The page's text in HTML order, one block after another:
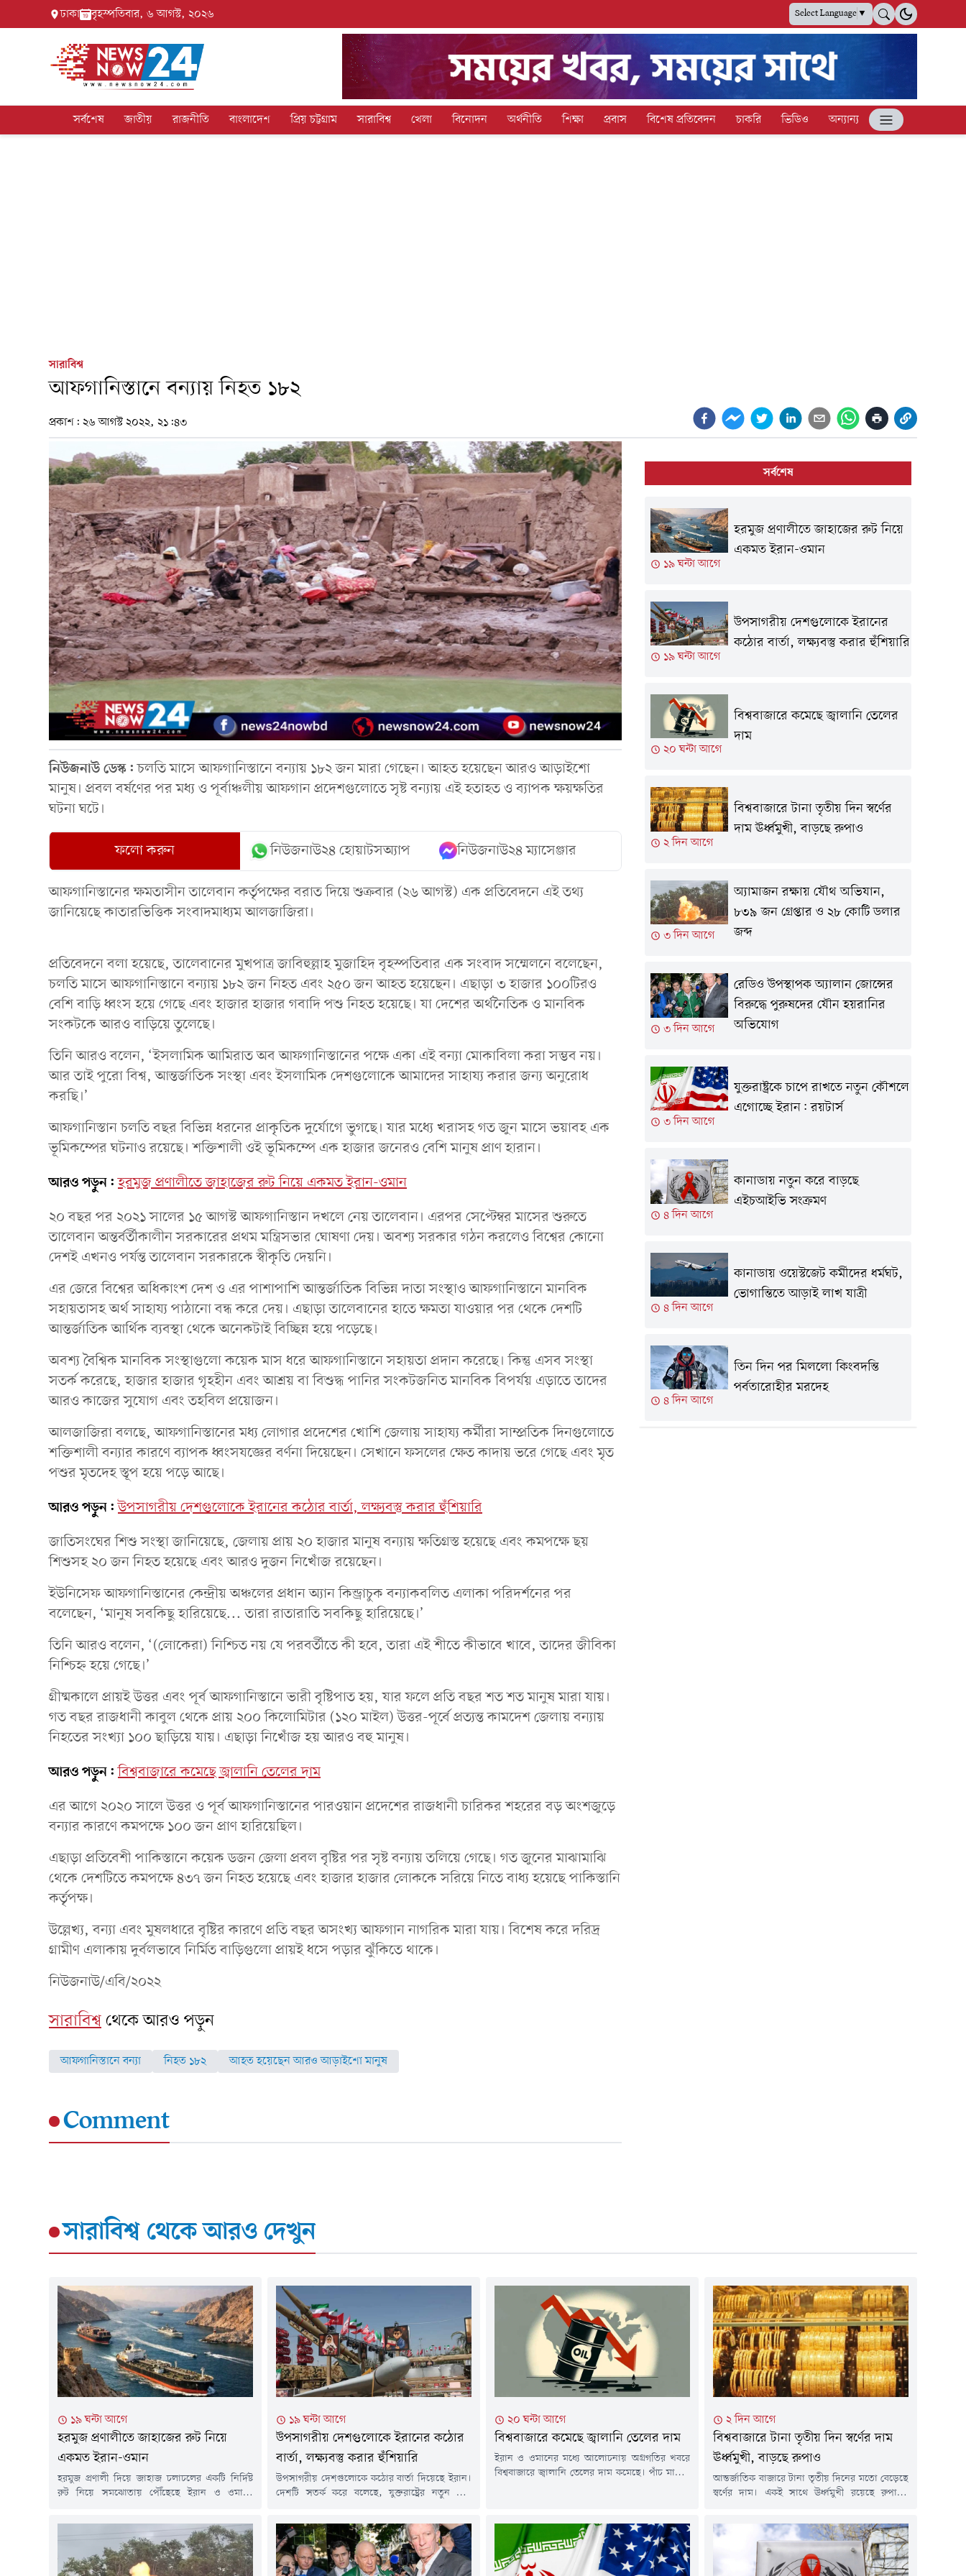
ঢাকা বৃহস্পতিবার, ৬ আগস্ট, ২০২৬ Select Language▼
সর্বশেষ জাতীয় রাজনীতি বাংলাদেশ প্রিয় চট্টগ্রাম সারাবিশ্ব খেলা বিনোদন অর্থনীতি শিক্ষা প্রবাস বিশেষ প্রতিবেদন চাকরি ভিডিও অন্যান্য
সারাবিশ্ব
আফগানিস্তানে বন্যায় নিহত ১৮২
প্রকাশ: ২৬ আগস্ট ২০২২, ২১:৪৩
নিউজনাউ ডেস্ক:চলতি মাসে আফগানিস্তানে বন্যায় ১৮২ জন মারা গেছেন। আহত হয়েছেন আরও আড়াইশো
মানুষ। প্রবল বর্ষণের পর মধ্য ও পূর্বাঞ্চলীয় আফগান প্রদেশগুলোতে সৃষ্ট বন্যায় এই হতাহত ও ব্যাপক ক্ষয়ক্ষতির
ঘটনা ঘটে।
ফলো করুন নিউজনাউ২৪ হোয়াটসঅ্যাপ নিউজনাউ২৪ ম্যাসেঞ্জার
আফগানিস্তানের ক্ষমতাসীন তালেবান কর্তৃপক্ষের বরাত দিয়ে শুক্রবার (২৬ আগস্ট) এক প্রতিবেদনে এই তথ্য
জানিয়েছে কাতারভিত্তিক সংবাদমাধ্যম আলজাজিরা।
প্রতিবেদনে বলা হয়েছে, তালেবানের মুখপাত্র জাবিহুল্লাহ মুজাহিদ বৃহস্পতিবার এক সংবাদ সম্মেলনে বলেছেন,
চলতি মাসে আফগানিস্তানে বন্যায় ১৮২ জন নিহত এবং ২৫০ জন আহত হয়েছেন। এছাড়া ৩ হাজার ১০০টিরও
বেশি বাড়ি ধ্বংস হয়ে গেছে এবং হাজার হাজার গবাদি পশু নিহত হয়েছে। যা দেশের অর্থনৈতিক ও মানবিক
সংকটকে আরও বাড়িয়ে তুলেছে।
তিনি আরও বলেন, ‘ইসলামিক আমিরাত অব আফগানিস্তানের পক্ষে একা এই বন্যা মোকাবিলা করা সম্ভব নয়।
আর তাই পুরো বিশ্ব, আন্তর্জাতিক সংস্থা এবং ইসলামিক দেশগুলোকে আমাদের সাহায্য করার জন্য অনুরোধ
করছি।’
আফগানিস্তান চলতি বছর বিভিন্ন ধরনের প্রাকৃতিক দুর্যোগে ভুগছে। যার মধ্যে খরাসহ গত জুন মাসে ভয়াবহ এক
ভূমিকম্পের ঘটনাও রয়েছে। শক্তিশালী ওই ভূমিকম্পে এক হাজার জনেরও বেশি মানুষ প্রাণ হারান।
আরও পড়ুন: হরমুজ প্রণালীতে জাহাজের রুট নিয়ে একমত ইরান-ওমান
২০ বছর পর ২০২১ সালের ১৫ আগস্ট আফগানিস্তান দখলে নেয় তালেবান। এরপর সেপ্টেম্বর মাসের শুরুতে
তালেবান অন্তর্বর্তীকালীন সরকারের প্রথম মন্ত্রিসভার ঘোষণা দেয়। অবশ্য সরকার গঠন করলেও বিশ্বের কোনো
দেশই এখনও পর্যন্ত তালেবান সরকারকে স্বীকৃতি দেয়নি।
এর জেরে বিশ্বের অধিকাংশ দেশ ও এর পাশাপাশি আন্তর্জাতিক বিভিন্ন দাতা সংস্থাও আফগানিস্তানে মানবিক
সহায়তাসহ অর্থ সাহায্য পাঠানো বন্ধ করে দেয়। এছাড়া তালেবানের হাতে ক্ষমতা যাওয়ার পর থেকে দেশটি
আন্তর্জাতিক আর্থিক ব্যবস্থা থেকে অনেকটাই বিচ্ছিন্ন হয়ে পড়েছে।
অবশ্য বৈশ্বিক মানবিক সংস্থাগুলো কয়েক মাস ধরে আফগানিস্তানে সহায়তা প্রদান করেছে। কিন্তু এসব সংস্থা
সতর্ক করেছে, হাজার হাজার গৃহহীন এবং আশ্রয় বা বিশুদ্ধ পানির সংকটজনিত মানবিক বিপর্যয় এড়াতে তাদের
আরও কাজের সুযোগ এবং তহবিল প্রয়োজন।
আলজাজিরা বলছে, আফগানিস্তানের মধ্য লোগার প্রদেশের খোশি জেলায় সাহায্য কর্মীরা সাম্প্রতিক দিনগুলোতে
শক্তিশালী বন্যার কারণে ব্যাপক ধ্বংসযজ্ঞের বর্ণনা দিয়েছেন। সেখানে ফসলের ক্ষেত কাদায় ভরে গেছে এবং মৃত
পশুর মৃতদেহ স্তূপ হয়ে পড়ে আছে।
আরও পড়ুন: উপসাগরীয় দেশগুলোকে ইরানের কঠোর বার্তা, লক্ষ্যবস্তু করার হুঁশিয়ারি
জাতিসংঘের শিশু সংস্থা জানিয়েছে, জেলায় প্রায় ২০ হাজার মানুষ বন্যায় ক্ষতিগ্রস্ত হয়েছে এবং কমপক্ষে ছয়
শিশুসহ ২০ জন নিহত হয়েছে এবং আরও দুজন নিখোঁজ রয়েছেন।
ইউনিসেফ আফগানিস্তানের কেন্দ্রীয় অঞ্চলের প্রধান অ্যান কিন্ড্রাচুক বন্যাকবলিত এলাকা পরিদর্শনের পর
বলেছেন, ‘মানুষ সবকিছু হারিয়েছে... তারা রাতারাতি সবকিছু হারিয়েছে।’
তিনি আরও বলেন, ‘(লোকেরা) নিশ্চিত নয় যে পরবর্তীতে কী হবে, তারা এই শীতে কীভাবে খাবে, তাদের জীবিকা
নিশ্চিহ্ন হয়ে গেছে।’
গ্রীষ্মকালে প্রায়ই উত্তর এবং পূর্ব আফগানিস্তানে ভারী বৃষ্টিপাত হয়, যার ফলে প্রতি বছর শত শত মানুষ মারা যায়।
গত বছর রাজধানী কাবুল থেকে প্রায় ২০০ কিলোমিটার (১২০ মাইল) উত্তর-পূর্বে প্রত্যন্ত কামদেশ জেলায় বন্যায়
নিহতের সংখ্যা ১০০ ছাড়িয়ে যায়। এছাড়া নিখোঁজ হয় আরও বহু মানুষ।
আরও পড়ুন: বিশ্ববাজারে কমেছে জ্বালানি তেলের দাম
এর আগে ২০২০ সালে উত্তর ও পূর্ব আফগানিস্তানের পারওয়ান প্রদেশের রাজধানী চারিকর শহরের বড় অংশজুড়ে
বন্যার কারণে কমপক্ষে ১০০ জন প্রাণ হারিয়েছিল।
এছাড়া প্রতিবেশী পাকিস্তানে কয়েক ডজন জেলা প্রবল বৃষ্টির পর সৃষ্ট বন্যায় তলিয়ে গেছে। গত জুনের মাঝামাঝি
থেকে দেশটিতে কমপক্ষে ৪৩৭ জন নিহত হয়েছে এবং হাজার হাজার লোককে সরিয়ে নিতে বাধ্য হয়েছে পাকিস্তানি
কর্তৃপক্ষ।
উল্লেখ্য, বন্যা এবং মুষলধারে বৃষ্টির কারণে প্রতি বছর অসংখ্য আফগান নাগরিক মারা যায়। বিশেষ করে দরিদ্র
গ্রামীণ এলাকায় দুর্বলভাবে নির্মিত বাড়িগুলো প্রায়ই ধসে পড়ার ঝুঁকিতে থাকে।
নিউজনাউ/এবি/২০২২
সারাবিশ্বথেকে আরও পড়ুন
আফগানিস্তানে বন্যা নিহত ১৮২ আহত হয়েছেন আরও আড়াইশো মানুষ
Comment
সর্বশেষ
১৯ ঘন্টা আগে
হরমুজ প্রণালীতে জাহাজের রুট নিয়ে
একমত ইরান-ওমান
১৯ ঘন্টা আগে
উপসাগরীয় দেশগুলোকে ইরানের
কঠোর বার্তা, লক্ষ্যবস্তু করার হুঁশিয়ারি
২০ ঘন্টা আগে
বিশ্ববাজারে কমেছে জ্বালানি তেলের
দাম
২ দিন আগে
বিশ্ববাজারে টানা তৃতীয় দিন স্বর্ণের
দাম ঊর্ধ্বমুখী, বাড়ছে রুপাও
৩ দিন আগে
অ্যামাজন রক্ষায় যৌথ অভিযান,
৮৩৯ জন গ্রেপ্তার ও ২৮ কোটি ডলার
জব্দ
৩ দিন আগে
রেডিও উপস্থাপক অ্যালান জোন্সের
বিরুদ্ধে পুরুষদের যৌন হয়রানির
অভিযোগ
৩ দিন আগে
যুক্তরাষ্ট্রকে চাপে রাখতে নতুন কৌশলে
এগোচ্ছে ইরান: রয়টার্স
৪ দিন আগে
কানাডায় নতুন করে বাড়ছে
এইচআইভি সংক্রমণ
৪ দিন আগে
কানাডায় ওয়েস্টজেট কর্মীদের ধর্মঘট,
ভোগান্তিতে আড়াই লাখ যাত্রী
৪ দিন আগে
তিন দিন পর মিললো কিংবদন্তি
পর্বতারোহীর মরদেহ
সারাবিশ্ব থেকে আরও দেখুন
১৯ ঘন্টা আগে
হরমুজ প্রণালীতে জাহাজের রুট নিয়ে
একমত ইরান-ওমান
হরমুজ প্রণালী দিয়ে জাহাজ চলাচলের একটি নির্দিষ্ট
রুট নিয়ে সমঝোতায় পৌঁছেছে ইরান ও ওমান।
সংশ্লিষ্টতা নেই। তবে মার্কিন প্রেসিডেন্ট ডোনাল্ড ট্রাম্প
দাবি করেছেন যে যুক্তরাষ্ট্রের সঙ্গে হরমুজ নিয়ে
আলোচনা বেশ ভালোভাবে এগোচ্ছে।বুধবার (৫
আগস্ট) ইরান ও ওমান প্রণালীটির মধ্য দিয়ে প্রস্তাবিত
১৯ ঘন্টা আগে
উপসাগরীয় দেশগুলোকে ইরানের কঠোর
বার্তা, লক্ষ্যবস্তু করার হুঁশিয়ারি
উপসাগরীয় দেশগুলোকে কঠোর বার্তা দিয়েছে ইরান।
দেশটি সতর্ক করে বলেছে, যুক্তরাষ্ট্রের নতুন করে
গুরুত্বপূর্ণ জ্বালানি অবকাঠামোকে লক্ষ্যবস্তু করা হবে।
সংশ্লিষ্ট পাঁচটি সূত্রের বরাতে বুধবার (৫ আগস্ট) বার্তা
সংস্থা রয়টার্সের এক প্রতিবেদনে এ তথ্য জানানো
হয়েছে।সূত্রগুলো জানিয়েছে, ২৮ জুলাই মার্কিন
২০ ঘন্টা আগে
বিশ্ববাজারে কমেছে জ্বালানি তেলের দাম
ইরান ও ওমানের মধ্যে আলোচনায় অগ্রগতির খবরে
বিশ্ববাজারে জ্বালানি তেলের দাম কমেছে। পাঁচ মাসের
করছেন বিনিয়োগকারীরা।বার্তাসংস্থা রয়টার্সের
প্রতিবেদনে বলা হয়েছে, বৃহস্পতিবার (৬ আগস্ট) ব্রেন্ট
ক্রুডের দাম ৩৭ সেন্ট...
২ দিন আগে
বিশ্ববাজারে টানা তৃতীয় দিন স্বর্ণের দাম
ঊর্ধ্বমুখী, বাড়ছে রুপাও
আন্তর্জাতিক বাজারে টানা তৃতীয় দিনের মতো বেড়েছে
স্বর্ণের দাম। একই সাথে ঊর্ধ্বমুখী রয়েছে রুপাসহ
কিছুটা দুর্বল হওয়া এবং তেলের দাম কমে আসার
প্রভাবে স্বর্ণের বাজারে এই ঊর্ধ্বগতি দেখা গেছে।
এদিকে যুক্তরাষ্ট্রের সুদের হার নিয়ে ভবিষ্যৎ সিদ্ধান্তের
ইঙ্গিত পেতে বিনিয়োগকারীদের নজর এখন দেশটির